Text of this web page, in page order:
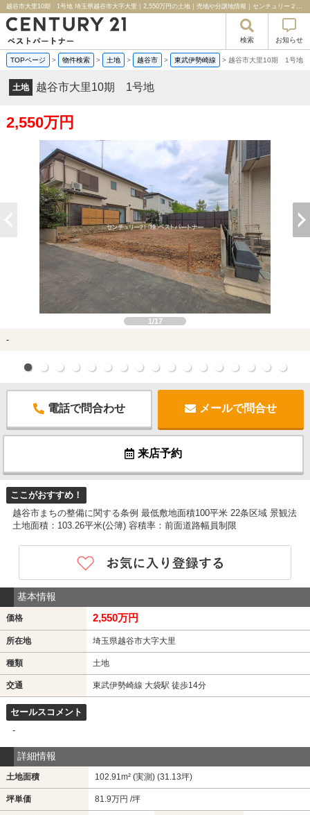
越谷市大里10期 1号地 埼玉県越谷市大字大里｜2,550万円の土地｜売地や分譲地情報｜センチュリー２１ベストパートナー
検索 お知らせ
TOPページ > 物件検索 > 土地 > 越谷市 > 東武伊勢崎線 > 越谷市大里10期 1号地
土地 越谷市大里10期 1号地
2,550万円
1/17
-
電話で問合わせ メールで問合せ
来店予約
ここがおすすめ！
越谷市まちの整備に関する条例 最低敷地面積100平米 22条区域 景観法
土地面積：103.26平米(公簿) 容積率：前面道路幅員制限
基本情報
価格 2,550万円
所在地 埼玉県越谷市大字大里
種類 土地
交通 東武伊勢崎線 大袋駅 徒歩14分
セールスコメント
-
詳細情報
土地面積 102.91m² (実測) (31.13坪)
坪単価 81.9万円 /坪